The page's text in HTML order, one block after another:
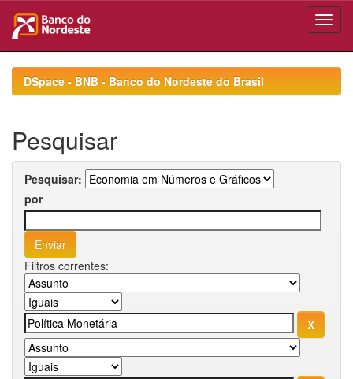
navigationDSpace - BNB - Banco do Nordeste do Brasil
Pesquisar
Pesquisar:
por
Filtros correntes: